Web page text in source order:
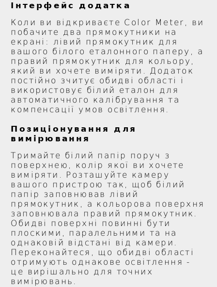
Інтерфейс додатка
Коли ви відкриваєте Color Meter, ви
побачите два прямокутники на
екрані: лівий прямокутник для
вашого білого еталонного паперу, а
правий прямокутник для кольору,
який ви хочете виміряти. Додаток
постійно зчитує обидві області і
використовує білий еталон для
автоматичного калібрування та
компенсації умов освітлення.
Позиціонування для
вимірювання
Тримайте білий папір поруч з
поверхнею, колір якої ви хочете
виміряти. Розташуйте камеру
вашого пристрою так, щоб білий
папір заповнював лівий
прямокутник, а кольорова поверхня
заповнювала правий прямокутник.
Обидві поверхні повинні бути
плоскими, паралельними та на
однаковій відстані від камери.
Переконайтеся, що обидві області
отримують однакове освітлення -
це вирішально для точних
вимірювань.